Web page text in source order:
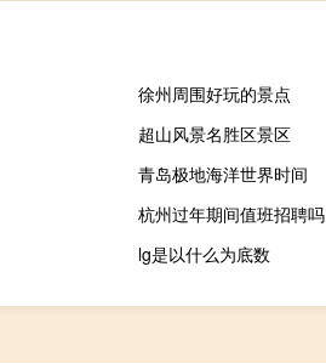
徐州周围好玩的景点
超山风景名胜区景区
青岛极地海洋世界时间
杭州过年期间值班招聘吗
lg是以什么为底数